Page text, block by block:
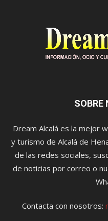
SOBRE
Dream Alcalá es la mejor
y turismo de Alcalá de
de las redes sociales,
de noticias por correo o
Contacta con nosotros: